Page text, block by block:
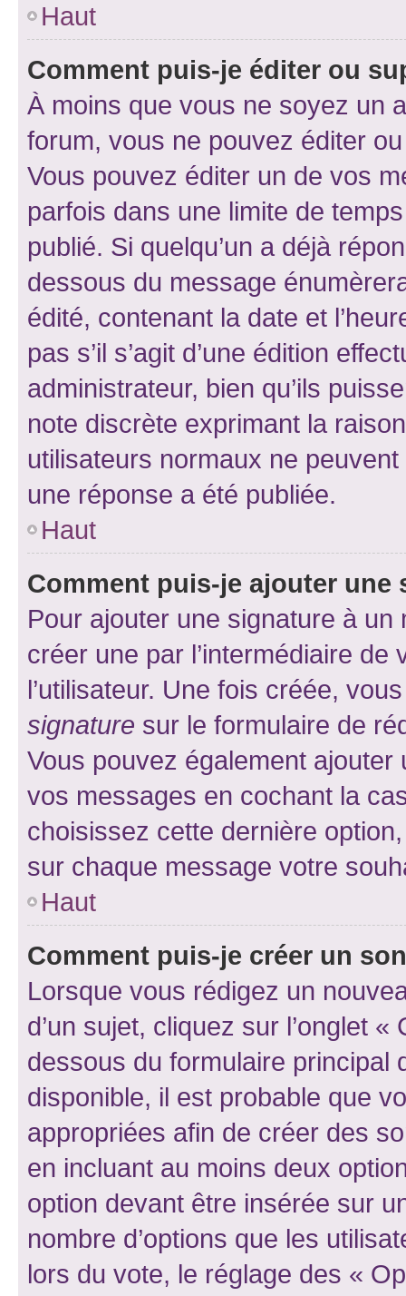
Haut
Comment puis-je éditer ou
À moins que vous ne soyez un
forum, vous ne pouvez éditer
Vous pouvez éditer un de vos
parfois dans une limite de
publié. Si quelqu’un a déjà
dessous du message
édité, contenant la date et
pas s’il s’agit d’une édition
administrateur, bien qu’ils
note discrète exprimant la
utilisateurs normaux ne
une réponse a été publiée.
Haut
Comment puis-je ajouter une
Pour ajouter une signature à un
créer une par l’intermédiaire
l’utilisateur. Une fois créée,
signature sur le formulaire de
Vous pouvez également
vos messages en cochant la
choisissez cette dernière
sur chaque message votre
Haut
Comment puis-je créer un
Lorsque vous rédigez un
d’un sujet, cliquez sur l’onglet
dessous du formulaire principal
disponible, il est probable que
appropriées afin de créer des
en incluant au moins deux
option devant être insérée sur
nombre d’options que les
lors du vote, le réglage des «